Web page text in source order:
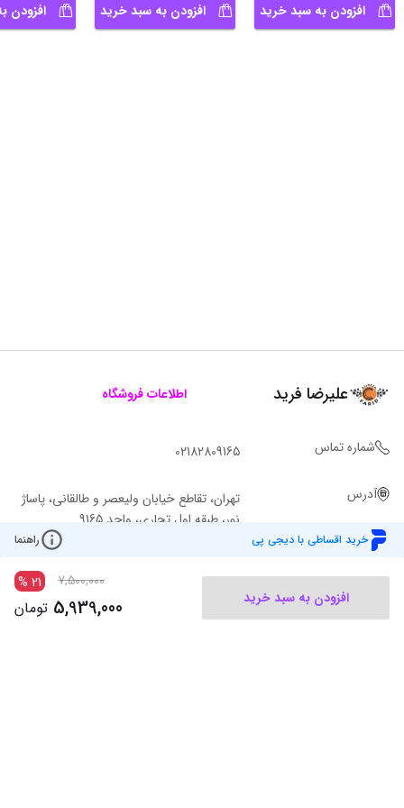
افزودن به سبد خرید
افزودن به سبد خرید
افزودن
خرید اقساطی با دیجی پی راهنما
افزودن به سبد خرید
7,500,000
21
%
5,939,000 تومان
علیرضا فرید اطلاعات فروشگاه
شماره تماس 02182809165
آدرس
تهران، تقاطع خیابان ولیعصر و طالقانی، پاساژ
نور، طبقه اول تجاری، واحد 9165